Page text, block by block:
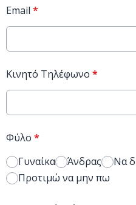
Email *
Κινητό Τηλέφωνο *
Φύλο *
Γυναίκα
Άνδρας
Να
Προτιμώ να μην πω